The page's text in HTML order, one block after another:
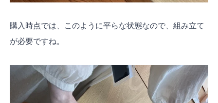
購入時点では、このように平らな状態なので、組み立て
が必要ですね。